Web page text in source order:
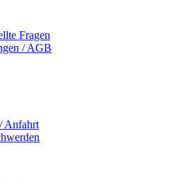
Fragen
/ AGB
Anfahrt